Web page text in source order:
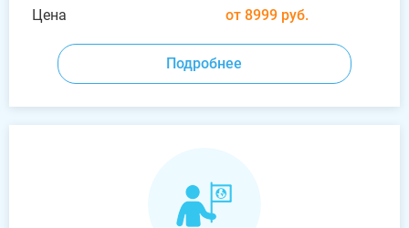
Цена
от 8999 руб.
Подробнее